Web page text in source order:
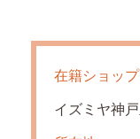
在籍ショップ
イズミヤ神